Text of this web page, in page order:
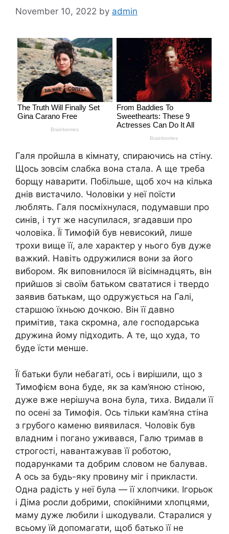
November 10, 2022 by admin
Галя пройшла в кімнату, спираючись на стіну.
Щось зовсім слабка вона стала. А ще треба
борщу наварити. Побільше, щоб хоч на кілька
днів вистачило. Чоловіки у неї поїсти
люблять. Галя посміхнулася, подумавши про
синів, і тут же насупилася, згадавши про
чоловіка. Її Тимофій був невисокий, лише
трохи вище її, але характер у нього був дуже
важкий. Навіть одружилися вони за його
вибором. Як виповнилося їй вісімнадцять, він
прийшов зі своїм батьком свататися і твердо
заявив батькам, що одружується на Галі,
старшою їхньою дочкою. Він її давно
примітив, така скромна, але господарська
дружина йому підходить. А те, що худа, то
буде їсти менше.
Її батьки були небагаті, ось і вирішили, що з
Тимофієм вона буде, як за кам’яною стіною,
дуже вже нерішуча вона була, тиха. Видали її
по осені за Тимофія. Ось тільки кам’яна стіна
з грубого каменю виявилася. Чоловік був
владним і погано уживався, Галю тримав в
строгості, навантажував її роботою,
подарунками та добрим словом не балував.
А ось за будь-яку провину міг і прикласти.
Одна радість у неї була — її хлопчики. Ігорьок
і Діма росли добрими, спокійними хлопцями,
маму дуже любили і шкодували. Старалися у
всьому їй допомагати, щоб батько її не